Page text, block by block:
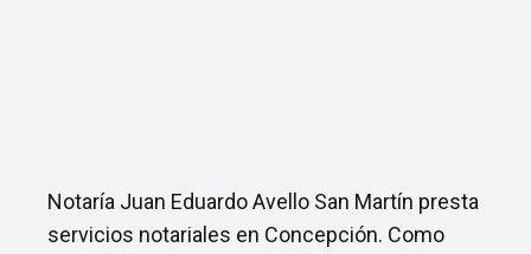
Notaría Juan Eduardo Avello San Martín presta
servicios notariales en Concepción. Como